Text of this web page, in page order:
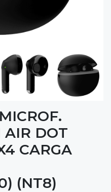
AIR DOT
CARGA
(NT8)